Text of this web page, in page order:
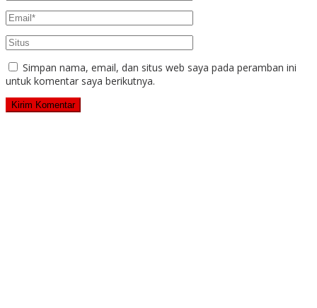
Simpan nama, email, dan situs web saya pada peramban ini
untuk komentar saya berikutnya.